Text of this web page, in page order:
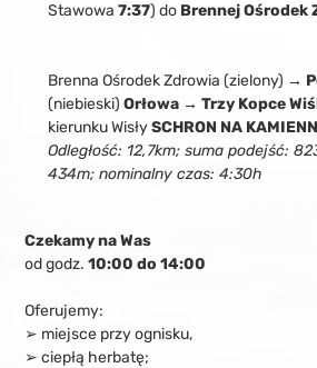
Stawowa7:37) do Brennej Ośrodek
Brenna Ośrodek Zdrowia (zielony) →
(niebieski)Orłowa → Trzy Kopce
kierunku WisłySCHRON NA
Odległość: 12,7km; suma podejść:
434m; nominalny czas: 4:30h
Czekamy na Was
od godz.10:00 do 14:00
Oferujemy:
➢ miejsce przy ognisku,
➢ ciepłą herbatę;